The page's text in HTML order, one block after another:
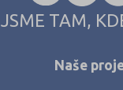
JSME TAM,
Naše